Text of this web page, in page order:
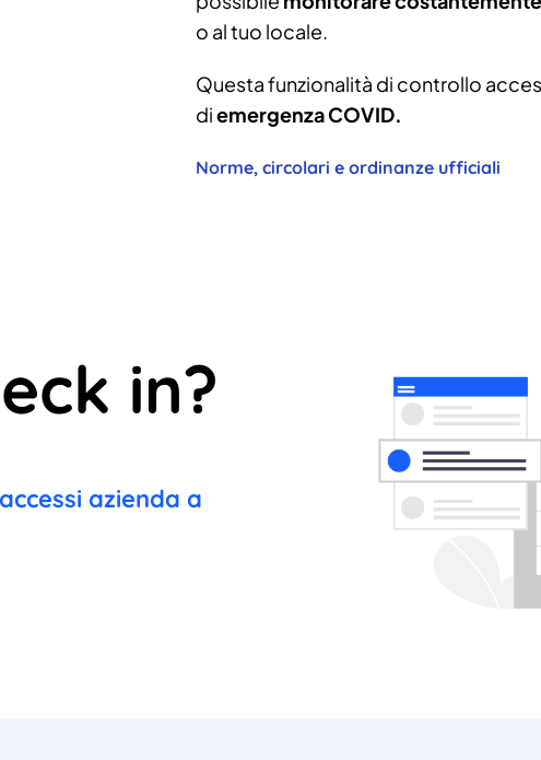
o al tuo locale.
Questa funzionalità di controllo
diemergenza COVID.
Norme, circolari e ordinanze ufficiali
in?
azienda a